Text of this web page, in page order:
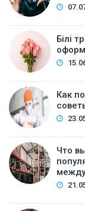
Білі
Как
Что